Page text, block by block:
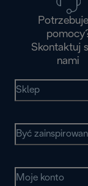
Skontaktuj
nami
Sklep
Być
Moje konto